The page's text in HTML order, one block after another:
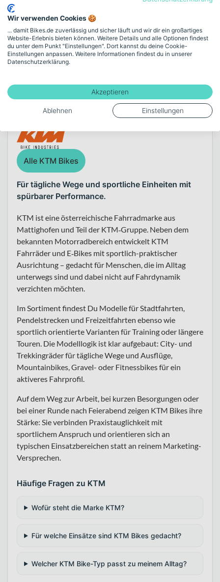
Bosch PERFORMANCE CX BDU3840 Antrieb mit 800 Wh Akku. So
erhältst du ein E-Bike, das dich im Alltag zuverlässig begleitet und
dir gleichzeitig die Freiheit für längere Touren eröffnet.
800
Mehr anzeigen
Über die Marke KTM
Alle KTM Bikes
Für tägliche Wege und sportliche Einheiten mit
spürbarer Performance.
KTM ist eine österreichische Fahrradmarke aus
Mattighofen und Teil der KTM‑Gruppe. Neben dem
bekannten Motorradbereich entwickelt KTM
Fahrräder und E‑Bikes mit sportlich-praktischer
Ausrichtung – gedacht für Menschen, die im Alltag
unterwegs sind und dabei nicht auf Fahrdynamik
verzichten möchten.
Im Sortiment findest Du Modelle für Stadtfahrten,
Pendelstrecken und Freizeitfahrten ebenso wie
sportlich orientierte Varianten für Training oder längere
Touren. Die Modelllogik ist klar aufgebaut: City- und
Trekkingräder für tägliche Wege und Ausflüge,
Mountainbikes, Gravel- oder Fitnessbikes für ein
aktiveres Fahrprofil.
Auf dem Weg zur Arbeit, bei kurzen Besorgungen oder
bei einer Runde nach Feierabend zeigen KTM Bikes ihre
Stärke: Sie verbinden Praxistauglichkeit mit
sportlichem Anspruch und orientieren sich an
typischen Einsatzbereichen statt an reinem Marketing-
Versprechen.
Häufige Fragen zu KTM
Wofür steht die Marke KTM?
Für welche Einsätze sind KTM Bikes gedacht?
Welcher KTM Bike-Typ passt zu meinem Alltag?
Wir verwenden Cookies 🍪
... damit Bikes.de zuverlässig und sicher läuft und wir dir ein großartiges
Website-Erlebnis bieten können. Weitere Details und alle Optionen findest
du unter dem Punkt "Einstellungen". Dort kannst du deine Cookie-
Einstellungen anpassen. Weitere Informationen findest du in unserer
Datenschutzerklärung.
Akzeptieren
Ablehnen Einstellungen